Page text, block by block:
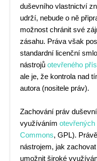
duševního vlastnictví
udrží, nebude o ně
možnost chránit své
zásahu. Práva však
standardní licenční
nástrojů otevřeného
ale je, že kontrola nad
autora (nositele práv).
Zachování práv
využíváním otevřených
Commons, GPL).
nástrojem, jak
umožnit široké